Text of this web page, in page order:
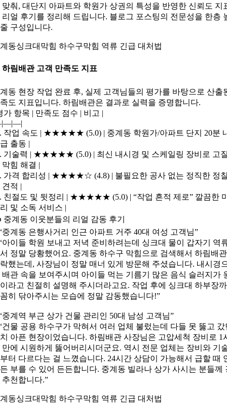
맞춰, 대단지 아파트와 학원가 상권의 특성을 반영한 신뢰도 지
리얼 후기를 정리해 드립니다. 블로그 포스팅의 전문성을 한층
구성입니다.
동싱크대막힘 하수구막힘 역류 긴급 대처법
림배관 고객 만족도 지표
동 현장 작업 완료 후, 실제 고객님들의 평가를 바탕으로 산출
도 지표입니다. 하림배관은 결과로 실력을 증명합니다.
가 항목 | 만족도 점수 | 비고 |
작업 속도 | ★★★★★ (5.0) | 중계동 학원가/아파트 단지 20분
출동 |
기술력 | ★★★★★ (5.0) | 최신 내시경 및 스케일링 장비로 고
힘 해결 |
가격 합리성 | ★★★★☆ (4.8) | 불필요한 공사 없는 정직한 정
적 |
친절도 및 뒷정리 | ★★★★★ (5.0) | “작업 흔적 제로” 깔끔한
및 소독 서비스 |
계동 이웃분들의 리얼 감동 후기
중계동 은행사거리 인근 아파트 거주 40대 여성 고객님”
아이들 학원 보내고 저녁 준비하려는데 싱크대 물이 갑자기 역
정말 당황했어요. 중계동 하수구 막힘으로 검색해서 하림배
했는데, 사장님이 정말 매너 있게 방문해 주셨습니다. 내시경
배관 속을 보여주시며 아이들 먹는 기름기 많은 음식 슬러지가
라고 친절히 설명해 주시더라고요. 작업 후에 싱크대 하부장
히 닦아주시는 모습에 정말 감동했습니다!”
중계역 부근 상가 건물 관리인 50대 남성 고객님”
건물 공용 하수구가 막혀서 여러 업체 불렀는데 다들 못 뚫고 갔
아픈 현장이었습니다. 하림배관 사장님은 고압세척 장비로 1
만에 시원하게 뚫어버리시더군요. 역시 전문 업체는 장비와 기
터 다르다는 걸 느꼈습니다. 24시간 상담이 가능해서 급할 때
부를 수 있어 든든합니다. 중계동 빌라나 상가 사시는 분들께
추천합니다.”
동싱크대막힘 하수구막힘 역류 긴급 대처법